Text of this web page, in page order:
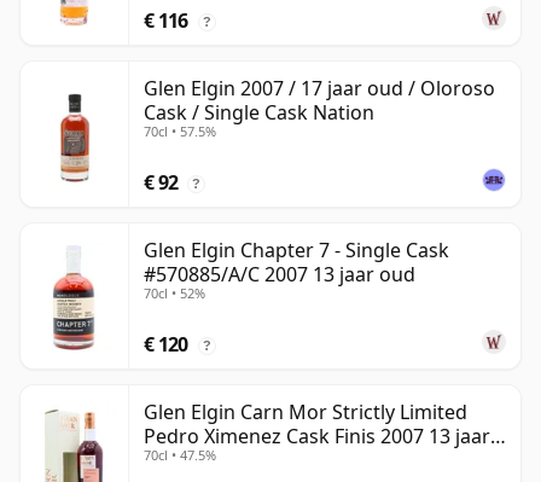
€ 116 ?
Glen Elgin 2007 / 17 jaar oud / Oloroso
Cask / Single Cask Nation
70cl • 57.5%
€ 92 ?
Glen Elgin Chapter 7 - Single Cask
#570885/A/C 2007 13 jaar oud
70cl • 52%
€ 120 ?
Glen Elgin Carn Mor Strictly Limited
Pedro Ximenez Cask Finis 2007 13 jaar
oud
70cl • 47.5%